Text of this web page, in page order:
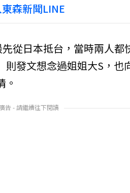
森新聞LINE
從日本抵台，當時兩人都
發文想念過姐姐大S，也
。
廣告 - 請繼續往下閱讀